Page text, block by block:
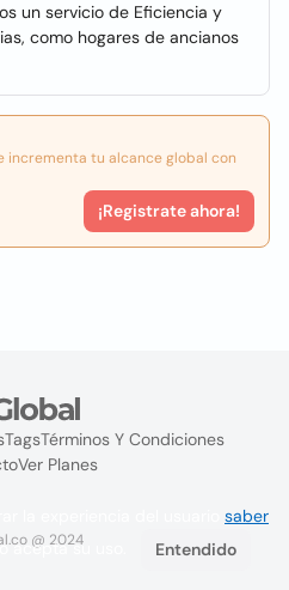
un servicio de Eficiencia y
como hogares de ancianos
incrementa tu alcance global con
¡Registrate ahora!
TagsTérminos Y Condiciones
Ver Planes
@ 2024
saber
acepta su uso. Entendido